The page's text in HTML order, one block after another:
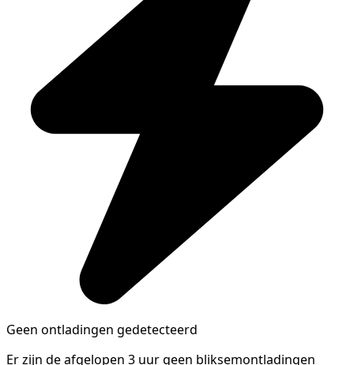
Geen ontladingen gedetecteerd
Er zijn de afgelopen 3 uur geen bliksemontladingen